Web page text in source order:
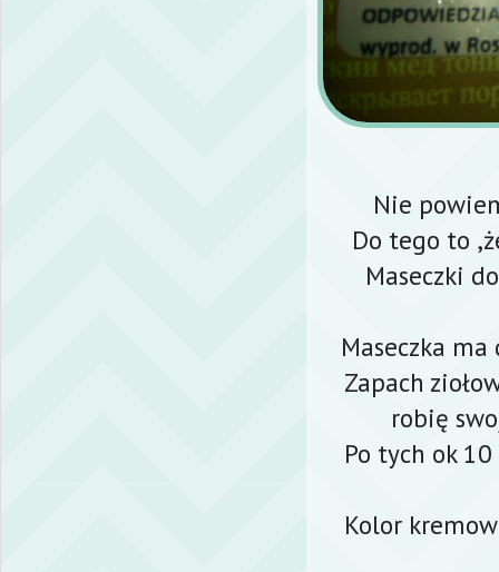
Nie
Do tego to
Maseczki
Maseczka
Zapach
robię
Po tych ok
Kolor